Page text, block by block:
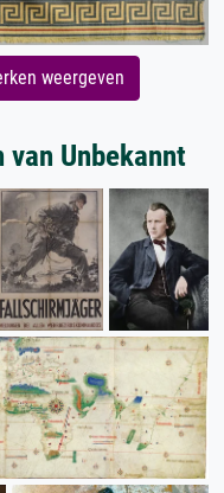
weergeven
Unbekannt